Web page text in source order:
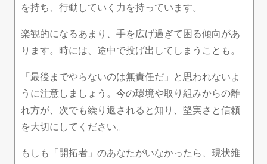
を持ち、行動していく力を持っています。
楽観的になるあまり、手を広げ過ぎて困る傾向があ
ります。時には、途中で投げ出してしまうことも。
「最後までやらないのは無責任だ」と思われないよ
うに注意しましょう。今の環境や取り組みからの離
れ方が、次でも繰り返されると知り、堅実さと信頼
を大切にしてください。
もしも「開拓者」のあなたがいなかったら、現状維